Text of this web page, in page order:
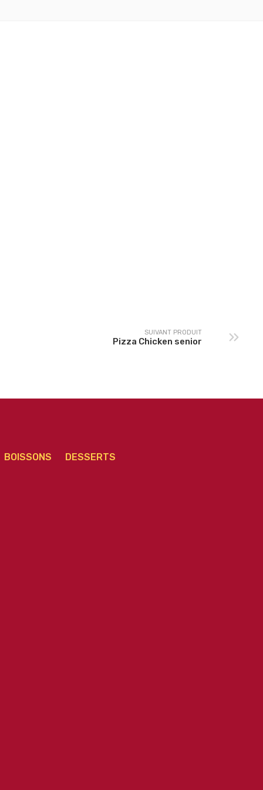
SUIVANT PRODUIT
Pizza Chicken senior
BOISSONS DESSERTS